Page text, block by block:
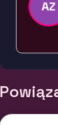
AZ